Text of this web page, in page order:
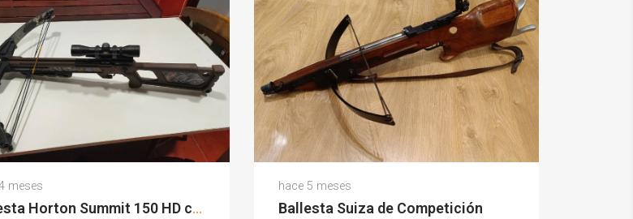
meses
Ballesta Horton Summit 150 HD con extras (0)
hace 5 meses
Ballesta Suiza de Competición